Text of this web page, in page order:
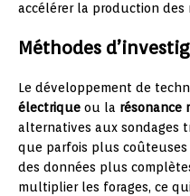
accélérer la production des
Méthodes
Le développement de
électrique ou la résonance
alternatives aux sondages
que parfois plus
des données plus
multiplier les forages, ce